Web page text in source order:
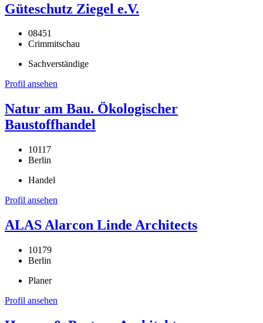
Güteschutz Ziegel e.V.
08451
Crimmitschau
Sachverständige
Profil ansehen
Natur am Bau. Ökologischer
Baustoffhandel
10117
Berlin
Handel
Profil ansehen
ALAS Alarcon Linde Architects
10179
Berlin
Planer
Profil ansehen